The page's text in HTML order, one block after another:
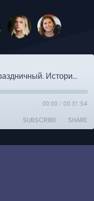
Выпуск №52 (часть 1). Праздничный. История о колонизации Венеры
00:00 / 00:31:54
SUBSCRIBE SHARE